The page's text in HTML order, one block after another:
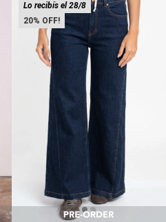
20
Lo recibís el 28/8
Talle